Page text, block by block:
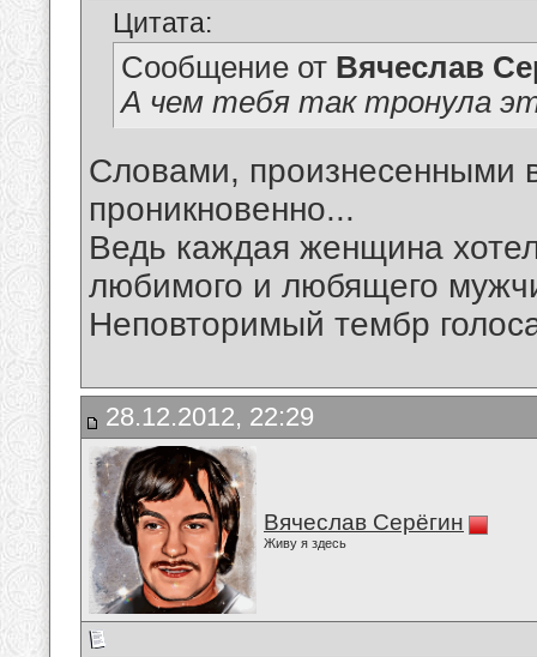
Цитата:
Сообщение от Вячеслав
А чем тебя так тронула
Словами, произнесенными
проникновенно...
Ведь каждая женщина
любимого и любящего
Неповторимый тембр
28.12.2012, 22:29
Вячеслав Серёгин
Живу я здесь